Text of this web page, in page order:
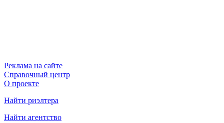
Реклама на сайте
Справочный центр
О проекте
Найти риэлтера
Найти агентство